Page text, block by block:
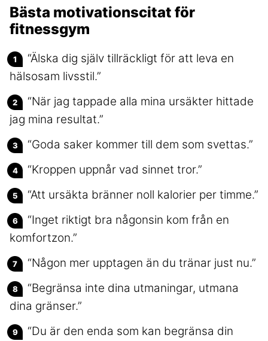
Bästa motivationscitat för
fitnessgym
“Älska dig själv tillräckligt för att leva en
hälsosam livsstil.”
“När jag tappade alla mina ursäkter hittade
jag mina resultat.”
“Goda saker kommer till dem som svettas.”
“Kroppen uppnår vad sinnet tror.”
“Att ursäkta bränner noll kalorier per timme.”
“Inget riktigt bra någonsin kom från en
komfortzon.”
“Någon mer upptagen än du tränar just nu.”
“Begränsa inte dina utmaningar, utmana
dina gränser.”
“Du är den enda som kan begränsa din